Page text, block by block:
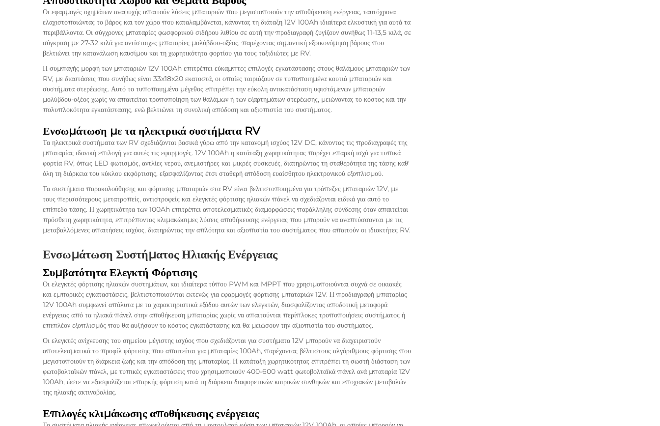
Οι εφαρμογές οχημάτων αναψυχής απαιτούν λύσεις μπαταριών που μεγιστοποιούν την αποθήκευση ενέργειας, ταυτόχρονα
ελαχιστοποιώντας το βάρος και τον χώρο που καταλαμβάνεται, κάνοντας τη διάταξη 12V 100Ah ιδιαίτερα ελκυστική για αυτά τα
περιβάλλοντα. Οι σύγχρονες μπαταρίες φωσφορικού σιδήρου λιθίου σε αυτή την προδιαγραφή ζυγίζουν συνήθως 11-13,5 κιλά, σε
σύγκριση με 27-32 κιλά για αντίστοιχες μπαταρίες μολύβδου-οξέος, παρέχοντας σημαντική εξοικονόμηση βάρους που
βελτιώνει την κατανάλωση καυσίμου και τη χωρητικότητα φορτίου για τους ταξιδιώτες με RV.
Η συμπαγής μορφή των μπαταριών 12V 100Ah επιτρέπει εύκαμπτες επιλογές εγκατάστασης στους θαλάμους μπαταριών των
RV, με διαστάσεις που συνήθως είναι 33x18x20 εκατοστά, οι οποίες ταιριάζουν σε τυποποιημένα κουτιά μπαταριών και
συστήματα στερέωσης. Αυτό το τυποποιημένο μέγεθος επιτρέπει την εύκολη αντικατάσταση υφιστάμενων μπαταριών
μολύβδου-οξέος χωρίς να απαιτείται τροποποίηση των θαλάμων ή των εξαρτημάτων στερέωσης, μειώνοντας το κόστος και την
πολυπλοκότητα εγκατάστασης, ενώ βελτιώνει τη συνολική απόδοση και αξιοπιστία του συστήματος.
Ενσωμάτωση με τα ηλεκτρικά συστήματα RV
Τα ηλεκτρικά συστήματα των RV σχεδιάζονται βασικά γύρω από την κατανομή ισχύος 12V DC, κάνοντας τις προδιαγραφές της
μπαταρίας ιδανική επιλογή για αυτές τις εφαρμογές. 12V 100Ah η κατάταξη χωρητικότητας παρέχει επαρκή ισχύ για τυπικά
φορτία RV, όπως LED φωτισμός, αντλίες νερού, ανεμιστήρες και μικρές συσκευές, διατηρώντας τη σταθερότητα της τάσης καθ'
όλη τη διάρκεια του κύκλου εκφόρτισης, εξασφαλίζοντας έτσι σταθερή απόδοση ευαίσθητου ηλεκτρονικού εξοπλισμού.
Τα συστήματα παρακολούθησης και φόρτισης μπαταριών στα RV είναι βελτιστοποιημένα για τράπεζες μπαταριών 12V, με
τους περισσότερους μετατροπείς, αντιστροφείς και ελεγκτές φόρτισης ηλιακών πάνελ να σχεδιάζονται ειδικά για αυτό το
επίπεδο τάσης. Η χωρητικότητα των 100Ah επιτρέπει αποτελεσματικές διαμορφώσεις παράλληλης σύνδεσης όταν απαιτείται
πρόσθετη χωρητικότητα, επιτρέποντας κλιμακώσιμες λύσεις αποθήκευσης ενέργειας που μπορούν να αναπτύσσονται με τις
μεταβαλλόμενες απαιτήσεις ισχύος, διατηρώντας την απλότητα και αξιοπιστία του συστήματος που απαιτούν οι ιδιοκτήτες RV.
Ενσωμάτωση Συστήματος Ηλιακής Ενέργειας
Συμβατότητα Ελεγκτή Φόρτισης
Οι ελεγκτές φόρτισης ηλιακών συστημάτων, και ιδιαίτερα τύπου PWM και MPPT που χρησιμοποιούνται συχνά σε οικιακές
και εμπορικές εγκαταστάσεις, βελτιστοποιούνται εκτενώς για εφαρμογές φόρτισης μπαταριών 12V. Η προδιαγραφή μπαταρίας
12V 100Ah συμφωνεί απόλυτα με τα χαρακτηριστικά εξόδου αυτών των ελεγκτών, διασφαλίζοντας αποδοτική μεταφορά
ενέργειας από τα ηλιακά πάνελ στην αποθήκευση μπαταρίας χωρίς να απαιτούνται περίπλοκες τροποποιήσεις συστήματος ή
επιπλέον εξοπλισμός που θα αυξήσουν το κόστος εγκατάστασης και θα μειώσουν την αξιοπιστία του συστήματος.
Οι ελεγκτές ανίχνευσης του σημείου μέγιστης ισχύος που σχεδιάζονται για συστήματα 12V μπορούν να διαχειριστούν
αποτελεσματικά το προφίλ φόρτισης που απαιτείται για μπαταρίες 100Ah, παρέχοντας βέλτιστους αλγόριθμους φόρτισης που
μεγιστοποιούν τη διάρκεια ζωής και την απόδοση της μπαταρίας. Η κατάταξη χωρητικότητας επιτρέπει τη σωστή διάσταση των
φωτοβολταϊκών πάνελ, με τυπικές εγκαταστάσεις που χρησιμοποιούν 400-600 watt φωτοβολταϊκά πάνελ ανά μπαταρία 12V
100Ah, ώστε να εξασφαλίζεται επαρκής φόρτιση κατά τη διάρκεια διαφορετικών καιρικών συνθηκών και εποχιακών μεταβολών
της ηλιακής ακτινοβολίας.
Επιλογές κλιμάκωσης αποθήκευσης ενέργειας